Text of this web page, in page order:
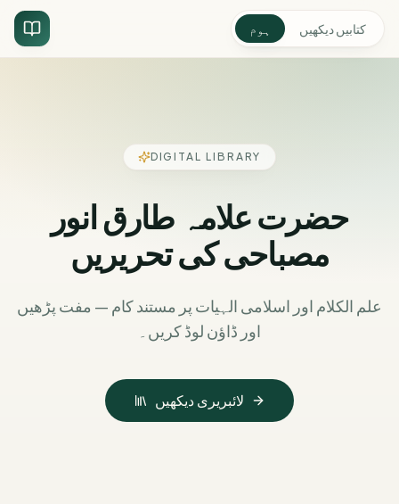
ہوم کتابیں دیکھیں
DIGITAL LIBRARY
حضرت علامہ طارق انور
مصباحی کی تحریریں
علم الکلام اور اسلامی الہیات پر مستند کام — مفت پڑھیں
اور ڈاؤن لوڈ کریں۔
لائبریری دیکھیں